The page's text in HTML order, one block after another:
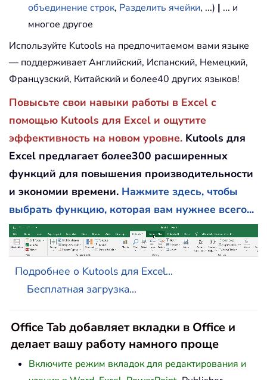
объединение строк, Разделить ячейки, ...) | ... и
многое другое
Используйте Kutools на предпочитаемом вами языке
— поддерживает Английский, Испанский, Немецкий,
Французский, Китайский и более40 других языков!
Повысьте свои навыки работы в Excel с
помощью Kutools для Excel и ощутите
эффективность на новом уровне. Kutools для
Excel предлагает более300 расширенных
функций для повышения производительности
и экономии времени. Нажмите здесь, чтобы
выбрать функцию, которая вам нужнее всего...
Подробнее о Kutools для Excel...
Бесплатная загрузка...
Office Tab добавляет вкладки в Office и
делает вашу работу намного проще
Включите режим вкладок для редактирования и